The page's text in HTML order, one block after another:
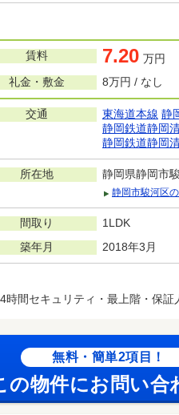
賃料 7.20 万円 (
礼金・敷金
8万円 / なし
交通 東海道本線 静
静岡鉄道静岡
静岡鉄道静岡
所在地 静岡県静岡市
静岡市駿河区
間取り 1LDK
築年月 2018年3月
時間セキュリティ・最上階・保
無料・簡単2項目！
の物件にお問い合